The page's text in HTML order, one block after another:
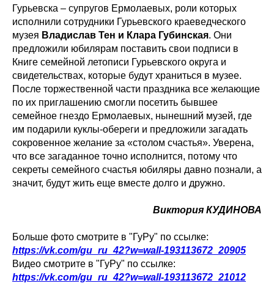
Гурьевска – супругов Ермолаевых, роли которых
исполнили сотрудники Гурьевского краеведческого
музея Владислав Тен и Клара Губинская. Они
предложили юбилярам поставить свои подписи в
Книге семейной летописи Гурьевского округа и
свидетельствах, которые будут храниться в музее.
После торжественной части праздника все желающие
по их приглашению смогли посетить бывшее
семейное гнездо Ермолаевых, нынешний музей, где
им подарили куклы-обереги и предложили загадать
сокровенное желание за «столом счастья». Уверена,
что все загаданное точно исполнится, потому что
секреты семейного счастья юбиляры давно познали, а
значит, будут жить еще вместе долго и дружно.
Виктория КУДИНОВА
Больше фото смотрите в "ГуРу" по ссылке:
https://vk.com/gu_ru_42?w=wall-193113672_20905
Видео смотрите в "ГуРу" по ссылке:
https://vk.com/gu_ru_42?w=wall-193113672_21012